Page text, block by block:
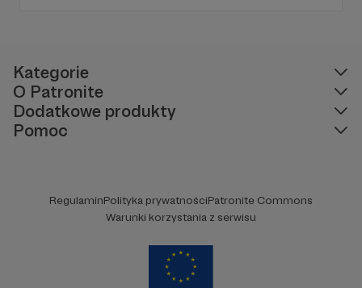
Kategorie
O Patronite
Dodatkowe produkty
Pomoc
RegulaminPolityka prywatnościPatronite Commons
Warunki korzystania z serwisu